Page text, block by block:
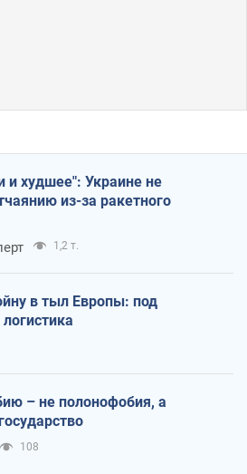
худшее": Украине не
из-за ракетного
1,2 т.
в тыл Европы: под
– не полонофобия, а
108